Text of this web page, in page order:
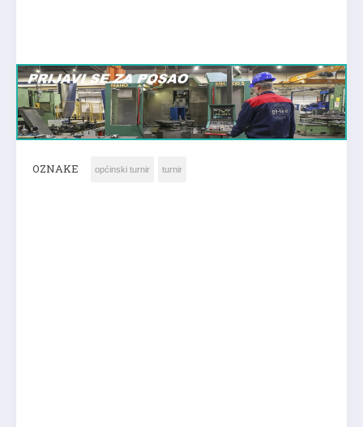
OZNAKE općinski turnir turnir